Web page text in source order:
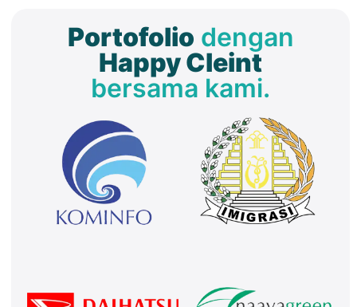
Portofolio dengan
Happy Cleint
bersama kami.